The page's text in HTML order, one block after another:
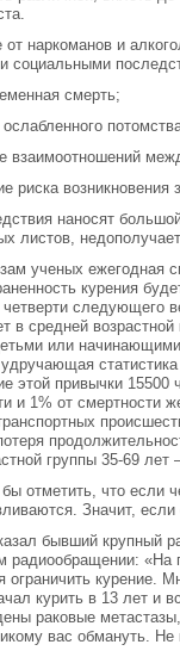
от наркоманов и
социальными
смерть;
взаимоотношений
риска возникновения
наносят
листов,
ученых ежегодная
курения
четверти следующего
в средней
или
этой привычки
и 1% от смертности
группы 35-69 лет
отметить, что если
Значит,
бывший крупный
радиообращении: «На
ограничить курение.
курить в 13 лет и
раковые
вас обмануть. Не